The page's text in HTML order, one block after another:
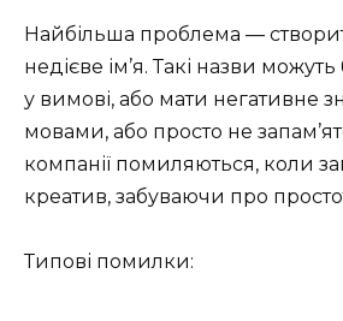
Найбільша проблема —
недієве ім’я. Такі назви
у вимові, або мати негативне
мовами, або просто не
компанії помиляються, коли
креатив, забуваючи про
Типові помилки: